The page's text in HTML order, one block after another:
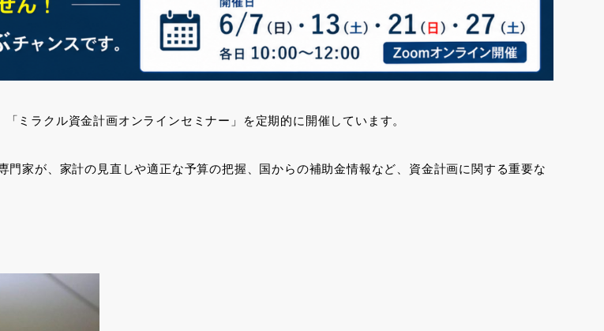
ミラクル資金計画オンラインセミナー」を定期的に開催しています。
門家が、家計の見直しや適正な予算の把握、国からの補助金情報など、資金計画に関する重要な